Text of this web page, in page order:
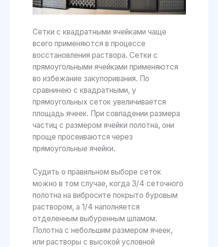
Сетки с квадратными ячейками чаще
всего применяются в процессе
восстановления раствора. Сетки с
прямоугольными ячейками применяются
во избежание закупоривания. По
сравнинею с квадратными, у
прямоугольных сеток увеличивается
площадь ячеек. При совпадении размера
частиц с размером ячейки полотна, они
проще просеиваются через
прямоугольные ячейки.
Судить о правильном выборе сеток
можно в том случае, когда 3/4 сеточного
полотна на вибросите покрыто буровым
раствором, а 1/4 наполняется
отделенным выбуренным шламом.
Полотна с небольшим размером ячеек,
или растворы с высокой условной